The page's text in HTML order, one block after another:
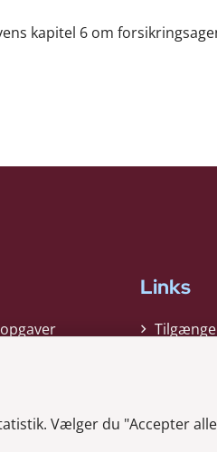
kapitel 6 om
Links
Vælger du "Accepter